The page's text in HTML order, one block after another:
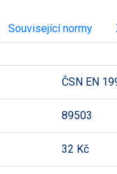
Související normy
ČSN EN
89503
32 Kč